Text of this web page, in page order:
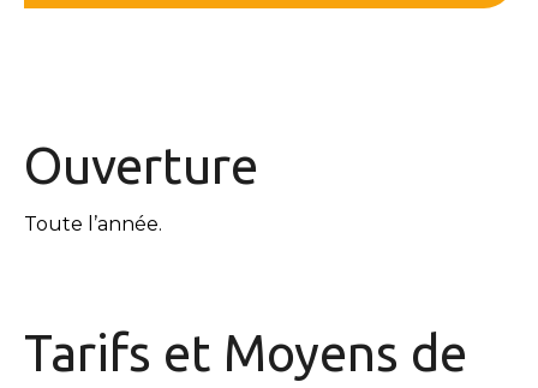
Ouverture
Toute l’année.
Tarifs et Moyens de